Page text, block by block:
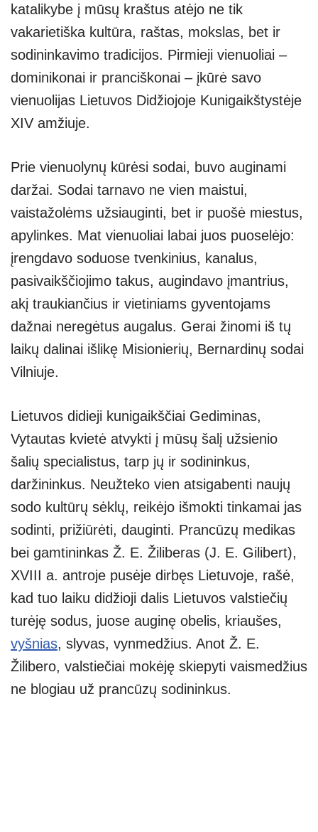
katalikybe į mūsų kraštus atėjo ne tik
vakarietiška kultūra, raštas, mokslas, bet ir
sodininkavimo tradicijos. Pirmieji vienuoliai –
dominikonai ir pranciškonai – įkūrė savo
vienuolijas Lietuvos Didžiojoje Kunigaikštystėje
XIV amžiuje.
Prie vienuolynų kūrėsi sodai, buvo auginami
daržai. Sodai tarnavo ne vien maistui,
vaistažolėms užsiauginti, bet ir puošė miestus,
apylinkes. Mat vienuoliai labai juos puoselėjo:
įrengdavo soduose tvenkinius, kanalus,
pasivaikščiojimo takus, augindavo įmantrius,
akį traukiančius ir vietiniams gyventojams
dažnai neregėtus augalus. Gerai žinomi iš tų
laikų dalinai išlikę Misionierių, Bernardinų sodai
Vilniuje.
Lietuvos didieji kunigaikščiai Gediminas,
Vytautas kvietė atvykti į mūsų šalį užsienio
šalių specialistus, tarp jų ir sodininkus,
daržininkus. Neužteko vien atsigabenti naujų
sodo kultūrų sėklų, reikėjo išmokti tinkamai jas
sodinti, prižiūrėti, dauginti. Prancūzų medikas
bei gamtininkas Ž. E. Žiliberas (J. E. Gilibert),
XVIII a. antroje pusėje dirbęs Lietuvoje, rašė,
kad tuo laiku didžioji dalis Lietuvos valstiečių
turėję sodus, juose auginę obelis, kriaušes,
vyšnias, slyvas, vynmedžius. Anot Ž. E.
Žilibero, valstiečiai mokėję skiepyti vaismedžius
ne blogiau už prancūzų sodininkus.